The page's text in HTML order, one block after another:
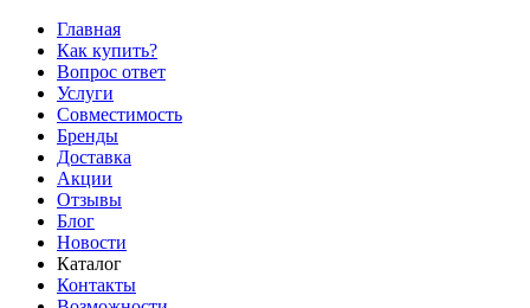
Главная
Как купить?
Вопрос ответ
Услуги
Совместимость
Бренды
Доставка
Акции
Отзывы
Блог
Новости
Каталог
Контакты